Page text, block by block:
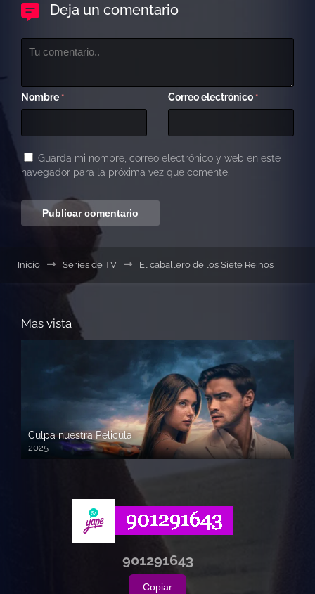
Deja un comentario
Nombre * Correo electrónico *
Guarda mi nombre, correo electrónico y web en este
navegador para la próxima vez que comente.
Inicio Series de TV El caballero de los Siete Reinos
Mas vista
Culpa nuestra Pelicula
2025
720p HD
901291643
Copiar